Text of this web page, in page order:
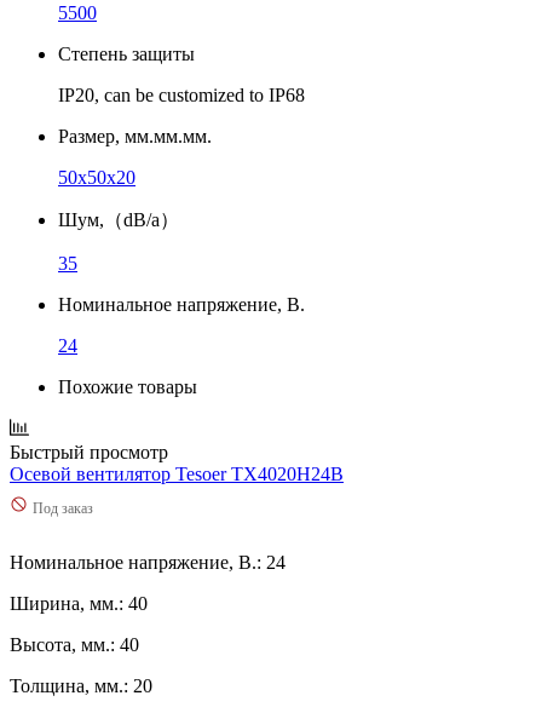
5500
Степень защиты
IP20, can be customized to IP68
Размер, мм.мм.мм.
50x50x20
Шум,（dB/a）
35
Номинальное напряжение, В.
24
Похожие товары
Быстрый просмотр
Осевой вентилятор Tesoer TX4020H24B
Под заказ
Номинальное напряжение, В.: 24
Ширина, мм.: 40
Высота, мм.: 40
Толщина, мм.: 20